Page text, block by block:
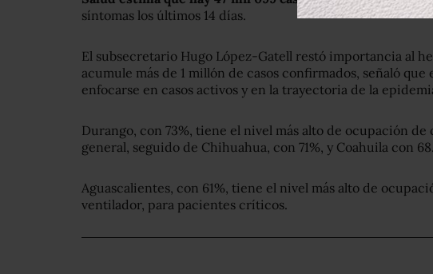
síntomas los últimos 14 días.
El subsecretario Hugo López-Gatell restó importancia al
acumule más de 1 millón de casos confirmados, señaló que
enfocarse en casos activos y en la trayectoria de la
Durango, con 73%, tiene el nivel más alto de ocupación de
general, seguido de Chihuahua, con 71%, y Coahuila con 68.
Aguascalientes, con 61%, tiene el nivel más alto de
ventilador, para pacientes críticos.